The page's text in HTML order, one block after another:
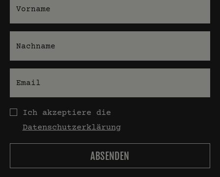
Datenschutz
Ich akzeptiere die
Datenschutzerklärung